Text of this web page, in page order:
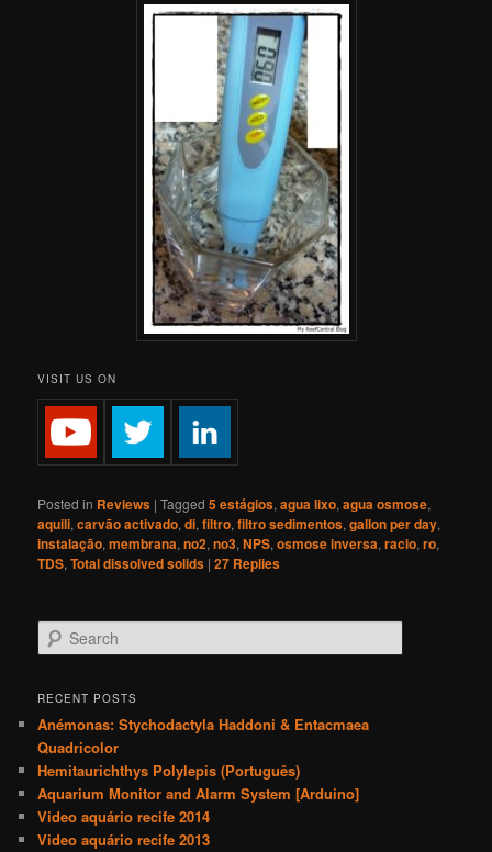
VISIT US ON
Posted in Reviews |Tagged 5 estágios,agua lixo,agua osmose,
aquili,carvão activado,di,filtro,filtro sedimentos,gallon per day,
instalação,membrana,no2,no3,NPS,osmose inversa,racio,ro,
TDS,Total dissolved solids |27 Replies
e
r
h
RECENT POSTS
Anémonas: Stychodactyla Haddoni & Entacmaea
Quadricolor
Hemitaurichthys Polylepis (Português)
Aquarium Monitor and Alarm System [Arduino]
Video aquário recife 2014
Video aquário recife 2013